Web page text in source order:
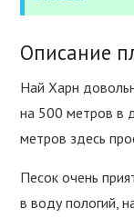
Описание
Най Харн
на 500 метров в
метров здесь
Песок очень
в воду пологий,